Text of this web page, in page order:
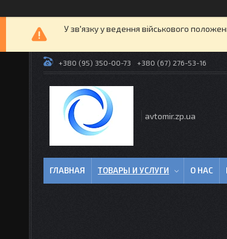
У зв'язку у ведення військового
+380 (95) 350-00-73 +380 (67) 276-53-16
avtomir.zp.ua
ГЛАВНАЯ ТОВАРЫ И УСЛУГИ О НАС